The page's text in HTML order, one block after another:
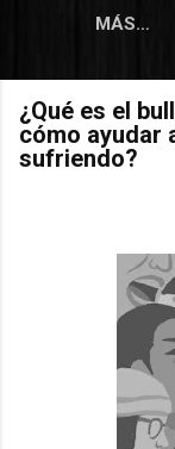
MÁS…
¿Qué es el
cómo ayudar
sufriendo?